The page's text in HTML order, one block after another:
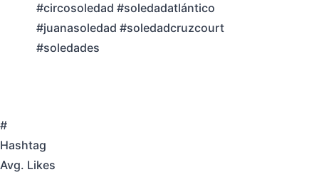
#circosoledad #soledadatlántico
#juanasoledad #soledadcruzcourt
#soledades
#
Hashtag
Avg. Likes